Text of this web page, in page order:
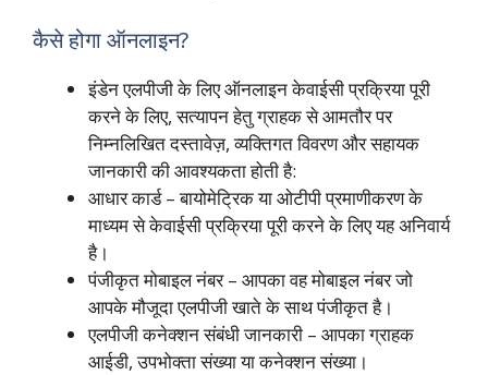
कैसे होगा ऑनलाइन?
इंडेन एलपीजी के लिए ऑनलाइन केवाईसी प्रक्रिया पूरी
करने के लिए, सत्यापन हेतु ग्राहक से आमतौर पर
निम्नलिखित दस्तावेज़, व्यक्तिगत विवरण और सहायक
जानकारी की आवश्यकता होती है:
आधार कार्ड – बायोमेट्रिक या ओटीपी प्रमाणीकरण के
माध्यम से केवाईसी प्रक्रिया पूरी करने के लिए यह अनिवार्य
है।
पंजीकृत मोबाइल नंबर – आपका वह मोबाइल नंबर जो
आपके मौजूदा एलपीजी खाते के साथ पंजीकृत है।
एलपीजी कनेक्शन संबंधी जानकारी – आपका ग्राहक
आईडी, उपभोक्ता संख्या या कनेक्शन संख्या।